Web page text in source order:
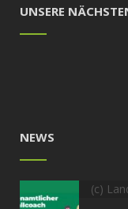
UNSERE
NEWS
(c)